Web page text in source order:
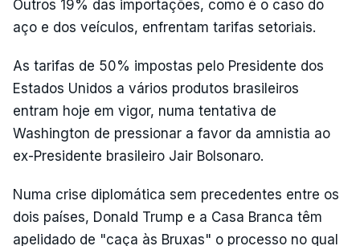
Outros 19% das importações, como é o caso do
aço e dos veículos, enfrentam tarifas setoriais.
As tarifas de 50% impostas pelo Presidente dos
Estados Unidos a vários produtos brasileiros
entram hoje em vigor, numa tentativa de
Washington de pressionar a favor da amnistia ao
ex-Presidente brasileiro Jair Bolsonaro.
Numa crise diplomática sem precedentes entre os
dois países, Donald Trump e a Casa Branca têm
apelidado de "caça às Bruxas" o processo no qual